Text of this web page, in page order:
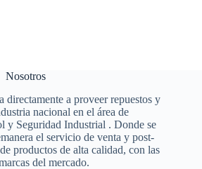
Nosotros
directamente a proveer repuestos y
nacional en el área de
y Seguridad Industrial . Donde se
el servicio de venta y post-
productos de alta calidad, con las
del mercado.